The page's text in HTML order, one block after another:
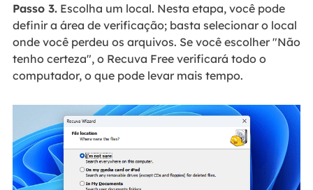
Passo 3.Escolha um local. Nesta etapa, você pode
definir a área de verificação; basta selecionar o local
onde você perdeu os arquivos. Se você escolher "Não
tenho certeza", o Recuva Free verificará todo o
computador, o que pode levar mais tempo.